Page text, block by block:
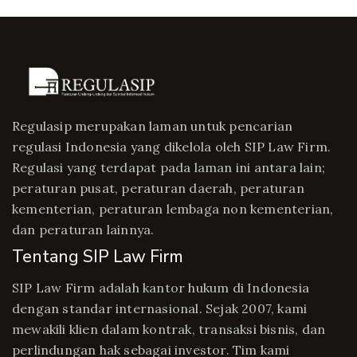
Regulasip merupakan laman untuk pencarian
regulasi Indonesia yang dikelola oleh SIP Law Firm.
Regulasi yang terdapat pada laman ini antara lain;
peraturan pusat, peraturan daerah, peraturan
kementerian, peraturan lembaga non kementerian,
dan peraturan lainnya.
Tentang SIP Law Firm
SIP Law Firm adalah kantor hukum di Indonesia
dengan standar internasional. Sejak 2007, kami
mewakili klien dalam kontrak, transaksi bisnis, dan
perlindungan hak sebagai investor. Tim kami